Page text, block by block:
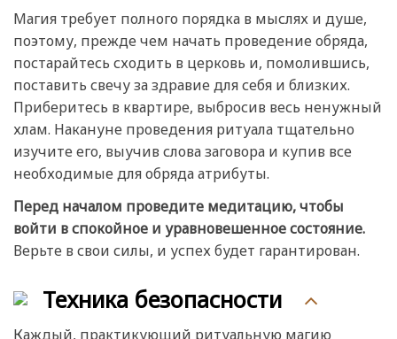
Магия требует полного порядка в мыслях и душе,
поэтому, прежде чем начать проведение обряда,
постарайтесь сходить в церковь и, помолившись,
поставить свечу за здравие для себя и близких.
Приберитесь в квартире, выбросив весь ненужный
хлам. Накануне проведения ритуала тщательно
изучите его, выучив слова заговора и купив все
необходимые для обряда атрибуты.
Перед началом проведите медитацию, чтобы
войти в спокойное и уравновешенное состояние.
Верьте в свои силы, и успех будет гарантирован.
Техника безопасности
Каждый, практикующий ритуальную магию